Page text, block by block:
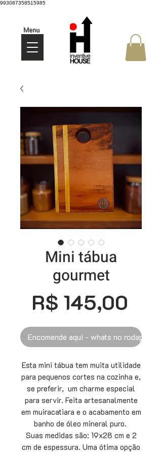
993087358515985
Menu
Mini tábua
gourmet
R$ 145,00
Encomende aqui - whats no rodapé
Esta mini tábua tem muita utilidade
para pequenos cortes na cozinha e,
se preferir, um charme especial
para servir. Feita artesanalmente
em muiracatiara e o acabamento em
banho de óleo mineral puro.
Suas medidas são: 19x28 cm e 2
cm de espessura. Uma ótima opção